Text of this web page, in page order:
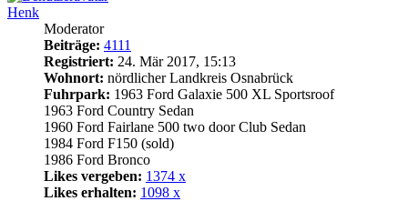
Henk
Moderator
Beiträge: 4111
Registriert: 24. Mär 2017, 15:13
Wohnort: nördlicher Landkreis Osnabrück
Fuhrpark: 1963 Ford Galaxie 500 XL Sportsroof
1963 Ford Country Sedan
1960 Ford Fairlane 500 two door Club Sedan
1984 Ford F150 (sold)
1986 Ford Bronco
Likes vergeben: 1374 x
Likes erhalten: 1098 x